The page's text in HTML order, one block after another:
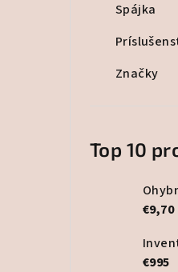
Spájka
Značky
Top 10
€9,70
€995